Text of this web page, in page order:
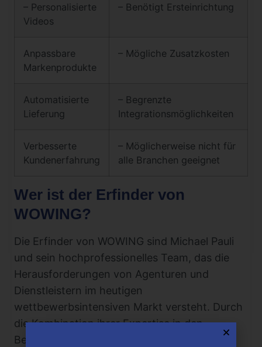
– Personalisierte
Videos
– Benötigt Ersteinrichtung
Anpassbare
Markenprodukte
– Mögliche Zusatzkosten
Automatisierte
Lieferung
– Begrenzte
Integrationsmöglichkeiten
Verbesserte
Kundenerfahrung
– Möglicherweise nicht für
alle Branchen geeignet
Wer ist der Erfinder von
WOWING?
Die Erfinder von WOWING sind Michael Pauli
und sein hochprofessionelles Team, das die
Herausforderungen von Agenturen und
Dienstleistern im heutigen
wettbewerbsintensiven Markt versteht. Durch
die Kombination ihrer Expertise in den
Bereichen Marketing, Strategie, Technologie